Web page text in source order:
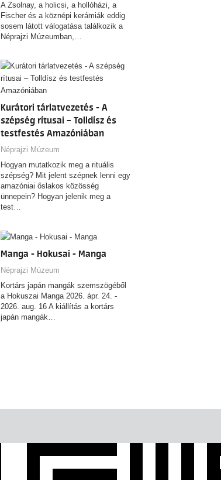
A Zsolnay, a holicsi, a hollóházi, a
Fischer és a köznépi kerámiák eddig
sosem látott válogatása találkozik a
Néprajzi Múzeumban,…
Kurátori tárlatvezetés - A
szépség rítusai – Tolldísz és
testfestés Amazóniában
Néprajzi Múzeum
Hogyan mutatkozik meg a rituális
szépség? Mit jelent szépnek lenni egy
amazóniai őslakos közösség
ünnepein? Hogyan jelenik meg a
test…
Manga - Hokusai - Manga
Néprajzi Múzeum
Kortárs japán mangák szemszögéből
a Hokuszai Manga 2026. ápr. 24. -
2026. aug. 16 A kiállítás a kortárs
japán mangák…